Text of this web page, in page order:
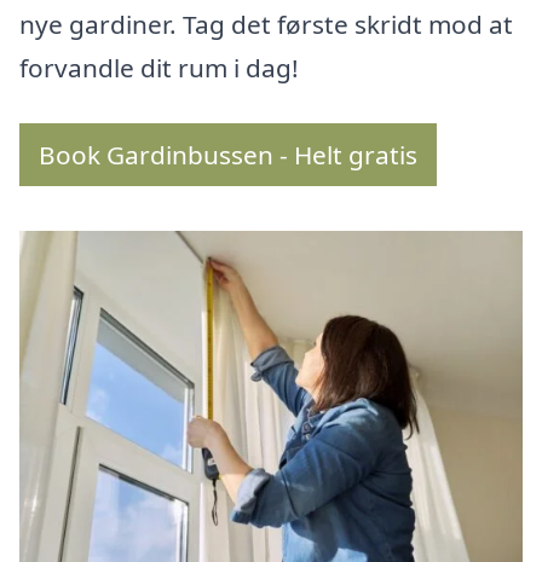
nye gardiner. Tag det første skridt mod at
forvandle dit rum i dag!
Book Gardinbussen - Helt gratis